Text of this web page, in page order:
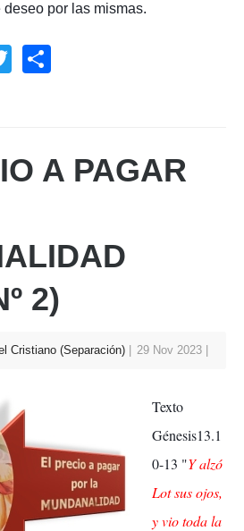
por las mismas.
T
A PAGAR
2)
Cristiano (Separación) 29 Nov 2023
Texto
Génesis13.1
0-13 "Y alzó
Lot sus ojos,
y vio toda la